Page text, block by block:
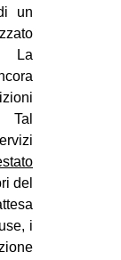
un
La
Tal
del
i